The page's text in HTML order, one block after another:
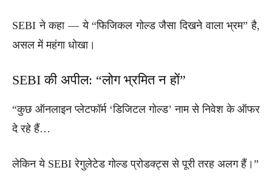
SEBI ने कहा — ये “फिजिकल गोल्ड जैसा दिखने वाला भ्रम” है,
असल में महंगा धोखा।
SEBI की अपील: “लोग भ्रमित न हों”
“कुछ ऑनलाइन प्लेटफॉर्म ‘डिजिटल गोल्ड’ नाम से निवेश के ऑफर
दे रहे हैं…
लेकिन ये SEBI रेगुलेटेड गोल्ड प्रोडक्ट्स से पूरी तरह अलग हैं।”